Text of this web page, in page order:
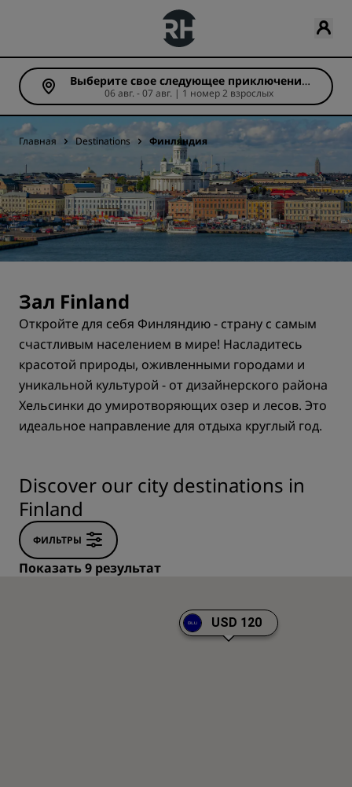
Выберите свое следующее приключение
(Число ночей: 1)06 авг. - 07 авг. | 1 номер 2 взрослых
Главная Destinations Финляндия
Зал Finland
Откройте для себя Финляндию - страну с самым
счастливым населением в мире! Насладитесь
красотой природы, оживленными городами и
уникальной культурой - от дизайнерского района
Хельсинки до умиротворяющих озер и лесов. Это
идеальное направление для отдыха круглый год.
Discover our city destinations in
Finland
ФИЛЬТРЫ
Показать 9 результат
USD 120